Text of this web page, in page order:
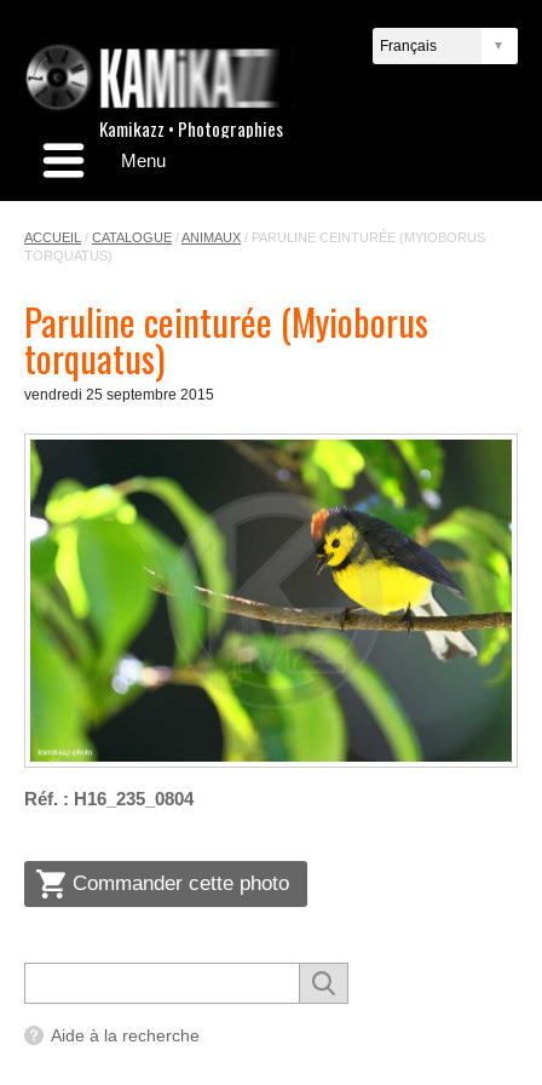
Kamikazz • Photographies
Menu
ACCUEIL / CATALOGUE /ANIMAUX / PARULINE CEINTURÉE (MYIOBORUS
TORQUATUS)
Paruline ceinturée (Myioborus
torquatus)
vendredi 25 septembre 2015
Réf. : H16_235_0804
Commander cette photo
Aide à la recherche